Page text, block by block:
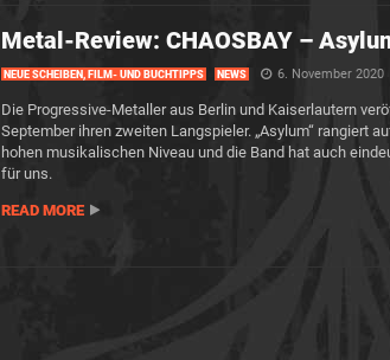
Metal-Review: CHAOSBAY –
NEUE SCHEIBEN, FILM- UND BUCHTIPPS NEWS 6. November 2020
Die Progressive-Metaller aus Berlin und Kaiserlautern
September ihren zweiten Langspieler. „Asylum“ rangiert
hohen musikalischen Niveau und die Band hat auch
für uns.
READ MORE